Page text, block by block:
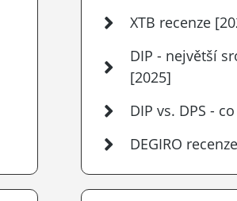
XTB recenze
DIP - největší
[2025]
DIP vs. DPS -
DEGIRO